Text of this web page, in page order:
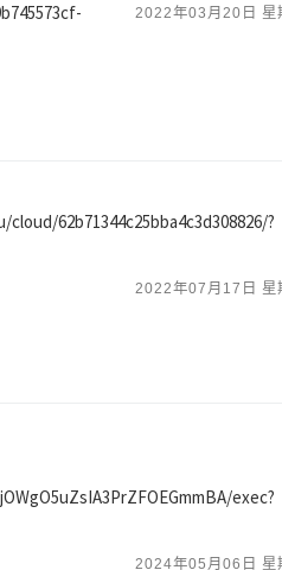
2022年03月20日 星
62b71344c25bba4c3d308826/?
2022年07月17日 星
exec?
2024年05月06日 星